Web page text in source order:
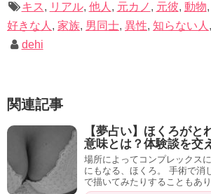
記事の続きを読む
記事の続きを読む
さらに、いつまでの特典かはわかりま
通話もあります！
キス , リアル, 他人 , 元カノ , 元彼, 動物,
好きな人 , 家族, 男同士, 異性, 知らない人 ,
dehi
関連記事
【夢占い】ほくろがと
意味とは？体験談を交
場所によってコンプレックス
にもなる、ほくろ。 手術で消
で描いてみたりすることもあ